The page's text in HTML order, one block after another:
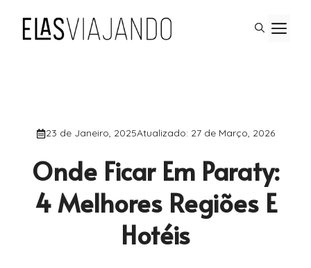
para
23 de Janeiro, 2025Atualizado: 27 de Março, 2026
Onde Ficar Em Paraty:
4 Melhores Regiões E
Hotéis